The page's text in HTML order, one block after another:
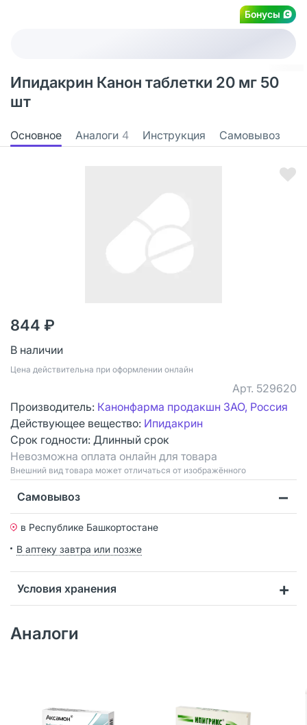
Бонусы
Ипидакрин Канон таблетки 20 мг 50
шт
Основное Аналоги 4 Инструкция Самовывоз
844 ₽
В наличии
Цена действительна при оформлении онлайн
Арт. 529620
Производитель: Канонфарма продакшн ЗАО, Россия
Действующее вещество: Ипидакрин
Срок годности: Длинный срок
Невозможна оплата онлайн для товара
Bнешний вид товара может отличаться от изображённого
Самовывоз
в Республике Башкортостане
В аптеку завтра или позже
Условия хранения
Аналоги